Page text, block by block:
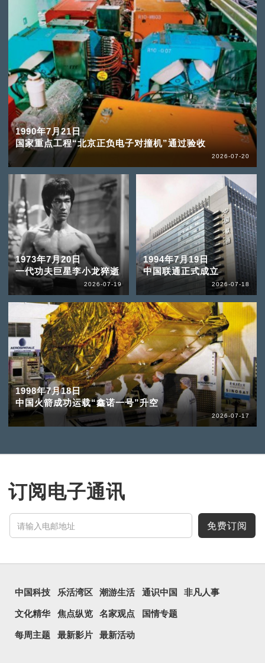
1990年7月21日
国家重点工程“北京正负电子对撞机”通过验收
2026-07-20
1973年7月20日
一代功夫巨星李小龙猝逝
2026-07-19
1994年7月19日
中国联通正式成立
2026-07-18
1998年7月18日
中国火箭成功运载“鑫诺一号”升空
2026-07-17
订阅电子通讯
免费订阅
中国科技 乐活湾区 潮游生活 通识中国 非凡人事
文化精华 焦点纵览 名家观点 国情专题
每周主题 最新影片 最新活动